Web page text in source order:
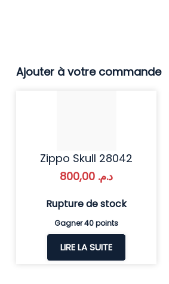
Ajouter à votre commande
Zippo Skull 28042
د.م.
Rupture de stock
Gagner 40 points
LIRE LA SUITE